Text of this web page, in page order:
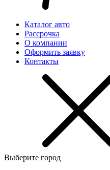
Каталог авто
Рассрочка
О компании
Оформить заявку
Контакты
Выберите город